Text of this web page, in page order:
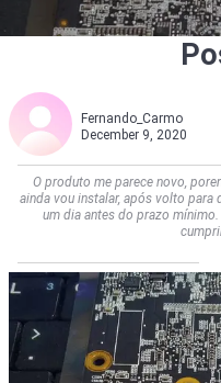
Fernando_Carmo
December 9, 2020
O produto me parece novo,
ainda vou instalar, após volto
um dia antes do prazo